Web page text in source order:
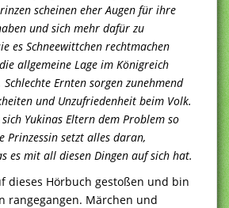
scheinen eher Augen für ihre
und sich mehr dafür zu
es Schneewittchen rechtmachen
allgemeine Lage im Königreich
Ernten sorgen zunehmend
und Unzufriedenheit beim Volk.
Yukinas Eltern dem Problem so
Prinzessin setzt alles daran,
es mit all diesen Dingen auf sich hat.
dieses Hörbuch gestoßen und bin
rangegangen. Märchen und